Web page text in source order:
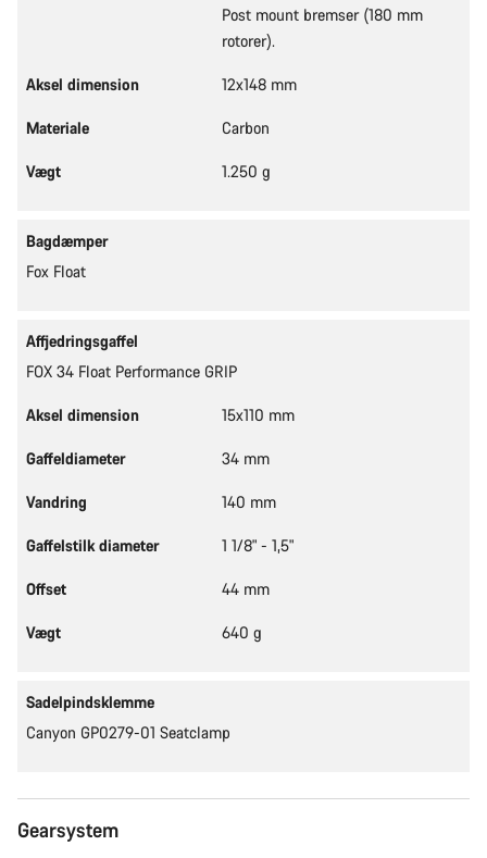
Post mount bremser (180 mm
rotorer).
Aksel dimension 12x148 mm
Materiale Carbon
Vægt 1.250 g
Bagdæmper
Fox Float
Affjedringsgaffel
FOX 34 Float Performance GRIP
Aksel dimension 15x110 mm
Gaffeldiameter 34 mm
Vandring 140 mm
Gaffelstilk diameter 1 1/8" - 1,5"
Offset 44 mm
Vægt 640 g
Sadelpindsklemme
Canyon GP0279-01 Seatclamp
Gearsystem